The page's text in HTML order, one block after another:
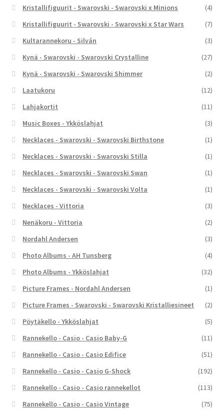
Kristallifiguurit - Swarovski - Swarovski x Minions
(4)
Kristallifiguurit - Swarovski - Swarovski x Star Wars
(7)
Kultarannekoru - Silván
(3)
Kynä - Swarovski - Swarovski Crystalline
(27)
Kynä - Swarovski - Swarovski Shimmer
(2)
Laatukoru
(12)
Lahjakortit
(11)
Music Boxes - Ykköslahjat
(3)
Necklaces - Swarovski - Swarovski Birthstone
(1)
Necklaces - Swarovski - Swarovski Stilla
(1)
Necklaces - Swarovski - Swarovski Swan
(1)
Necklaces - Swarovski - Swarovski Volta
(1)
Necklaces - Vittoria
(3)
Nenäkoru - Vittoria
(2)
Nordahl Andersen
(3)
Photo Albums - AH Tunsberg
(4)
Photo Albums - Ykköslahjat
(32)
Picture Frames - Nordahl Andersen
(1)
Picture Frames - Swarovski - Swarovski Kristalliesineet
(2)
Pöytäkello - Ykköslahjat
(5)
Rannekello - Casio - Casio Baby-G
(11)
Rannekello - Casio - Casio Edifice
(51)
Rannekello - Casio - Casio G-Shock
(192)
Rannekello - Casio - Casio rannekellot
(113)
Rannekello - Casio - Casio Vintage
(75)